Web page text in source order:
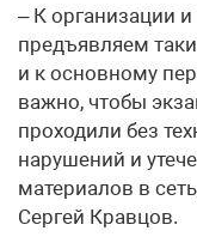
– К организации
предъявляем
и к основному
важно, чтобы
проходили без
нарушений и
материалов в
Сергей Кравцов.